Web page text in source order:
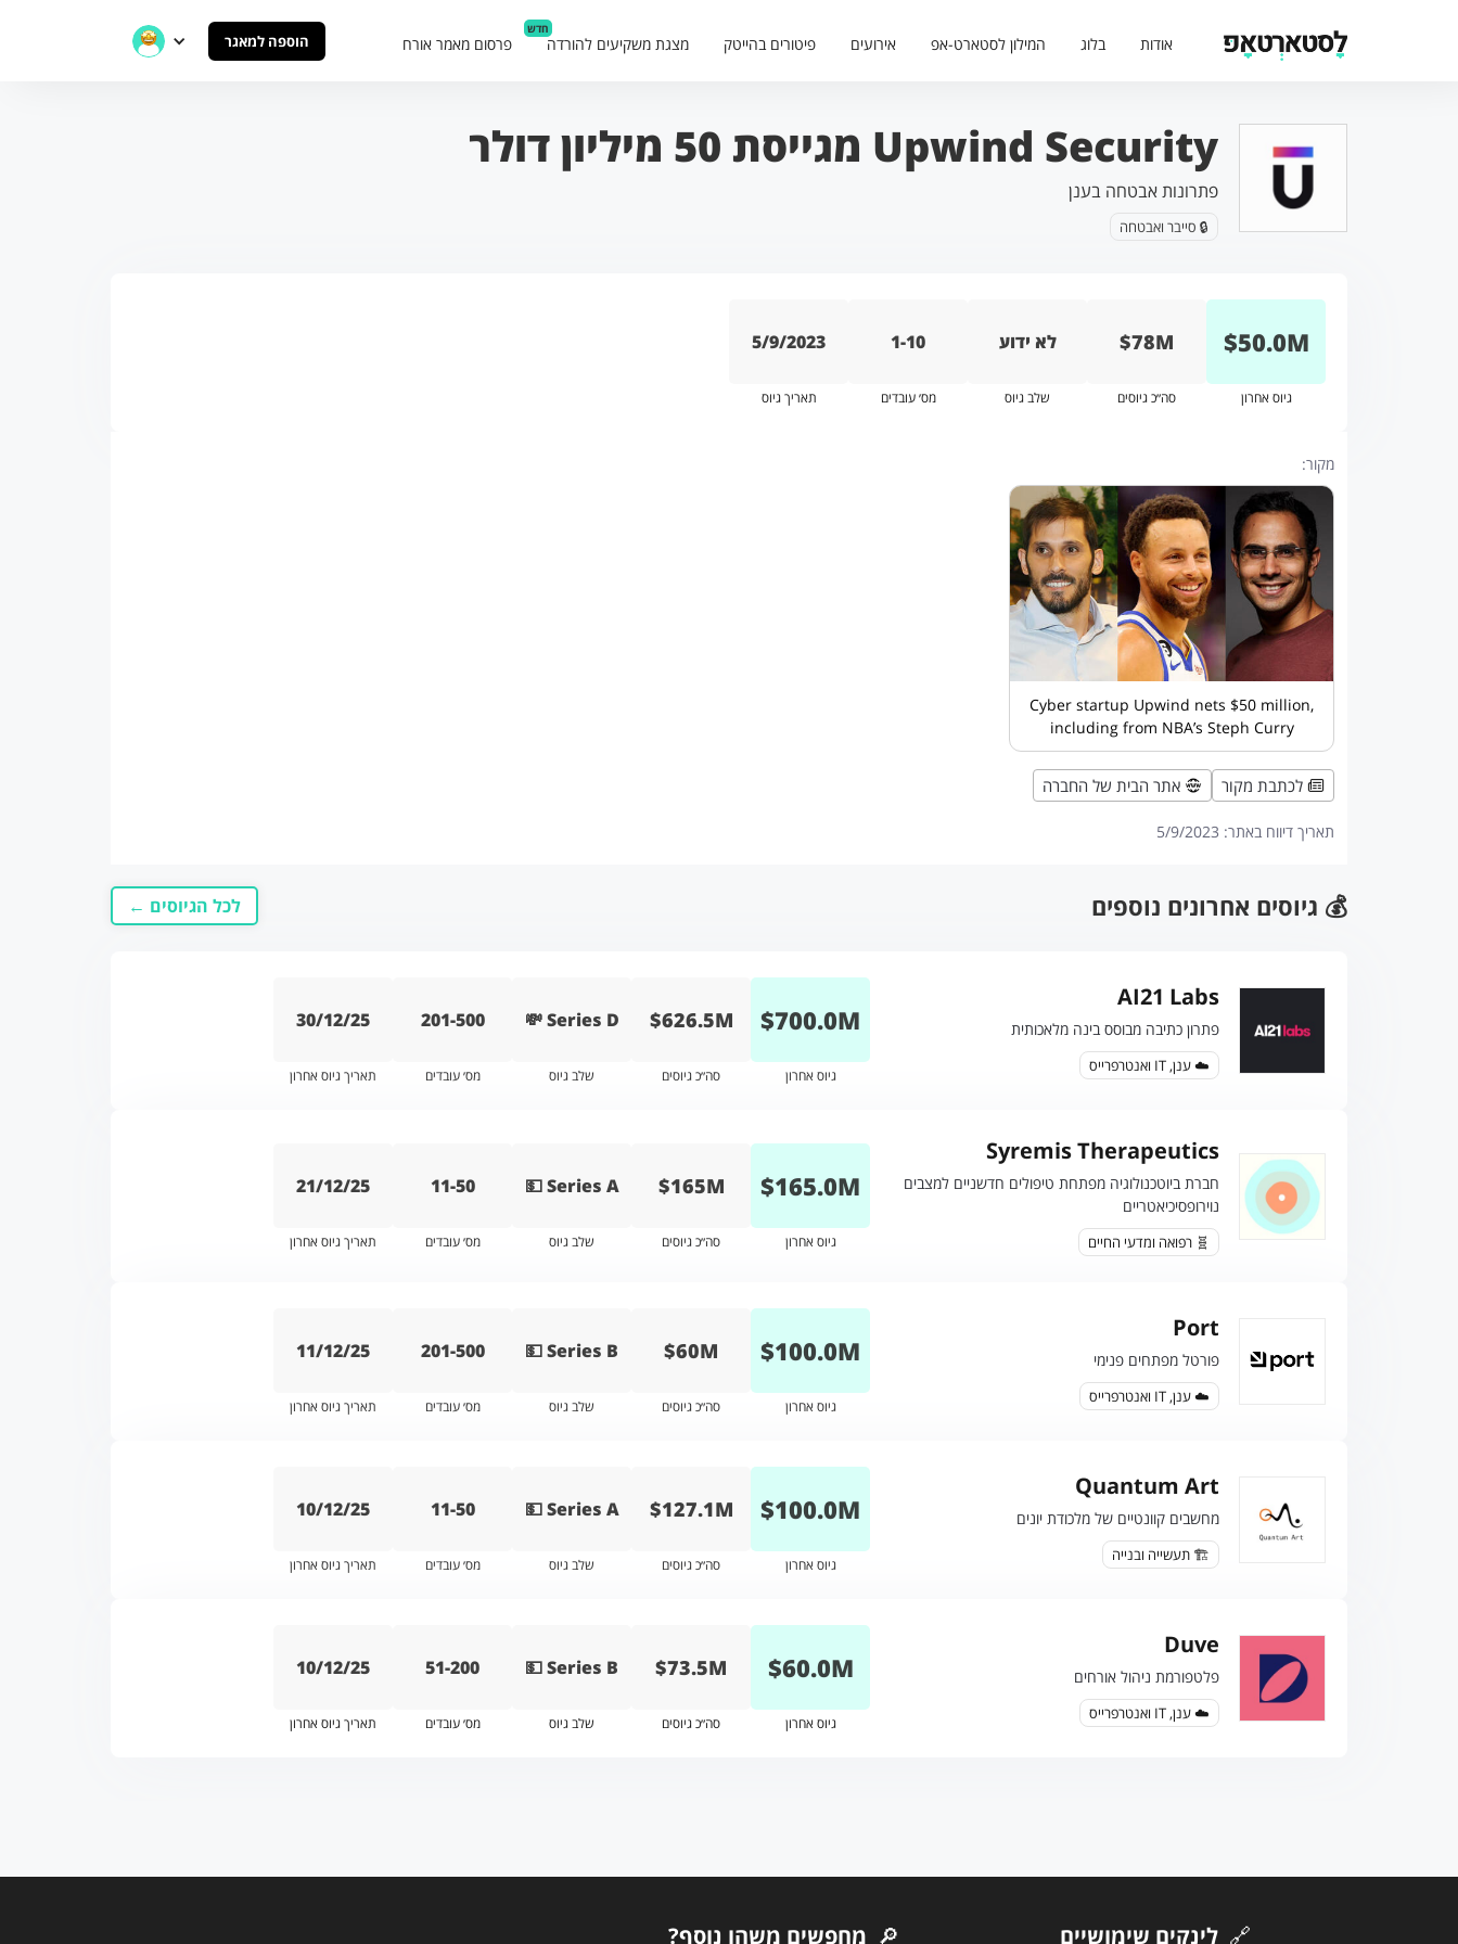
אודות בלוג המילון לסטארט-אפ אירועים פיטורים בהייטק מצגת משקיעים להורדה
חדש
פרסום מאמר אורח הוספה למאגר
Upwind Security מגייסת 50 מיליון דולר
פתרונות אבטחה בענן
🔒 סייבר ואבטחה
M
50.0
$
גיוס אחרון
$78M
סה״כ גיוסים
לא ידוע
שלב גיוס
1-10
מס׳ עובדים
5/9/2023
תאריך גיוס
מקור:
Cyber startup Upwind nets $50 million,
including from NBA’s Steph Curry
לכתבת מקור אתר הבית של החברה
תאריך דיווח באתר: 5/9/2023
💰 גיוסים אחרונים נוספים לכל הגיוסים ←
AI21 Labs
פתרון כתיבה מבוסס בינה מלאכותית
☁️ ענן, IT ואנטרפרייס
M
700.0
$
גיוס אחרון
$626.5M
סה״כ גיוסים
💸 Series D
שלב גיוס
201-500
מס׳ עובדים
30/12/25
תאריך גיוס אחרון
Syremis Therapeutics
חברת ביוטכנולוגיה מפתחת טיפולים חדשניים למצבים
נוירופסיכיאטריים
🧬 רפואה ומדעי החיים
M
165.0
$
גיוס אחרון
$165M
סה״כ גיוסים
💵 Series A
שלב גיוס
11-50
מס׳ עובדים
21/12/25
תאריך גיוס אחרון
Port
פורטל מפתחים פנימי
☁️ ענן, IT ואנטרפרייס
M
100.0
$
גיוס אחרון
$60M
סה״כ גיוסים
💵 Series B
שלב גיוס
201-500
מס׳ עובדים
11/12/25
תאריך גיוס אחרון
Quantum Art
מחשבים קוונטיים של מלכודת יונים
🏗️ תעשייה ובנייה
M
100.0
$
גיוס אחרון
$127.1M
סה״כ גיוסים
💵 Series A
שלב גיוס
11-50
מס׳ עובדים
10/12/25
תאריך גיוס אחרון
Duve
פלטפורמת ניהול אורחים
☁️ ענן, IT ואנטרפרייס
M
60.0
$
גיוס אחרון
$73.5M
סה״כ גיוסים
💵 Series B
שלב גיוס
51-200
מס׳ עובדים
10/12/25
תאריך גיוס אחרון
🔗 לינקים שימושיים 🔎 מחפשים משהו נוסף?